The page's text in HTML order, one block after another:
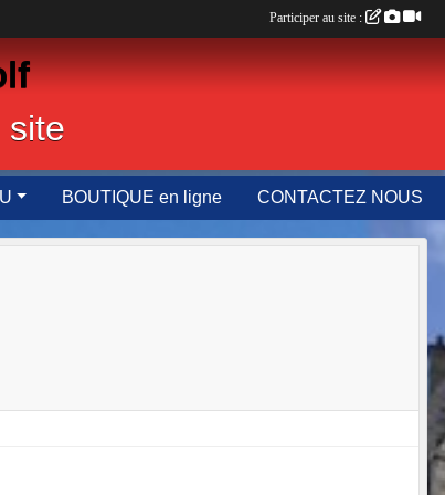
site
BOUTIQUE en ligne CONTACTEZ NOUS
Participer au site :